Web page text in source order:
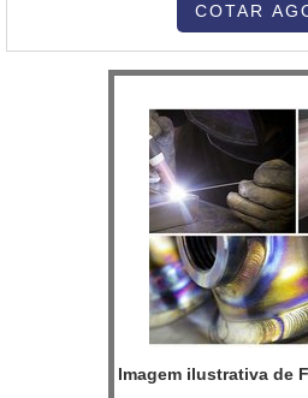
disso, a fonte de solda TIG da
COTAR
Imagem ilustrativa de